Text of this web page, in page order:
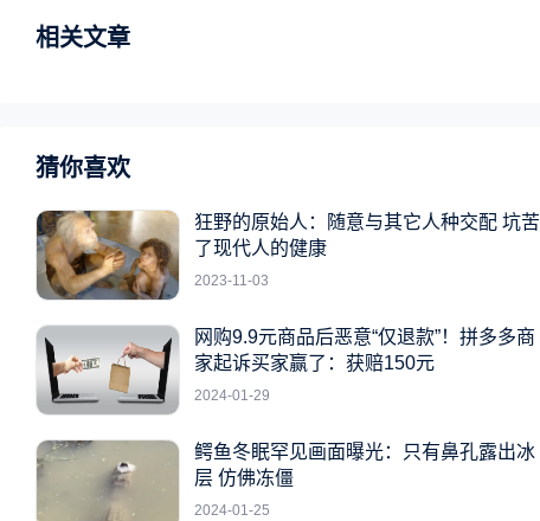
相关文章
猜你喜欢
狂野的原始人：随意与其它人种交配 坑苦
了现代人的健康
2023-11-03
网购9.9元商品后恶意“仅退款”！拼多多商
家起诉买家赢了：获赔150元
2024-01-29
鳄鱼冬眠罕见画面曝光：只有鼻孔露出冰
层 仿佛冻僵
2024-01-25